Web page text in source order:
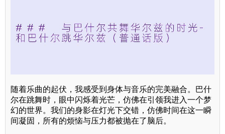
随着乐曲的起伏，我感受到身体与音乐的完美融合。巴什
尔在跳舞时，眼中闪烁着光芒，仿佛在引领我进入一个梦
幻的世界。我们的身影在灯光下交错，仿佛时间在这一瞬
间凝固，所有的烦恼与压力都被抛在了脑后。